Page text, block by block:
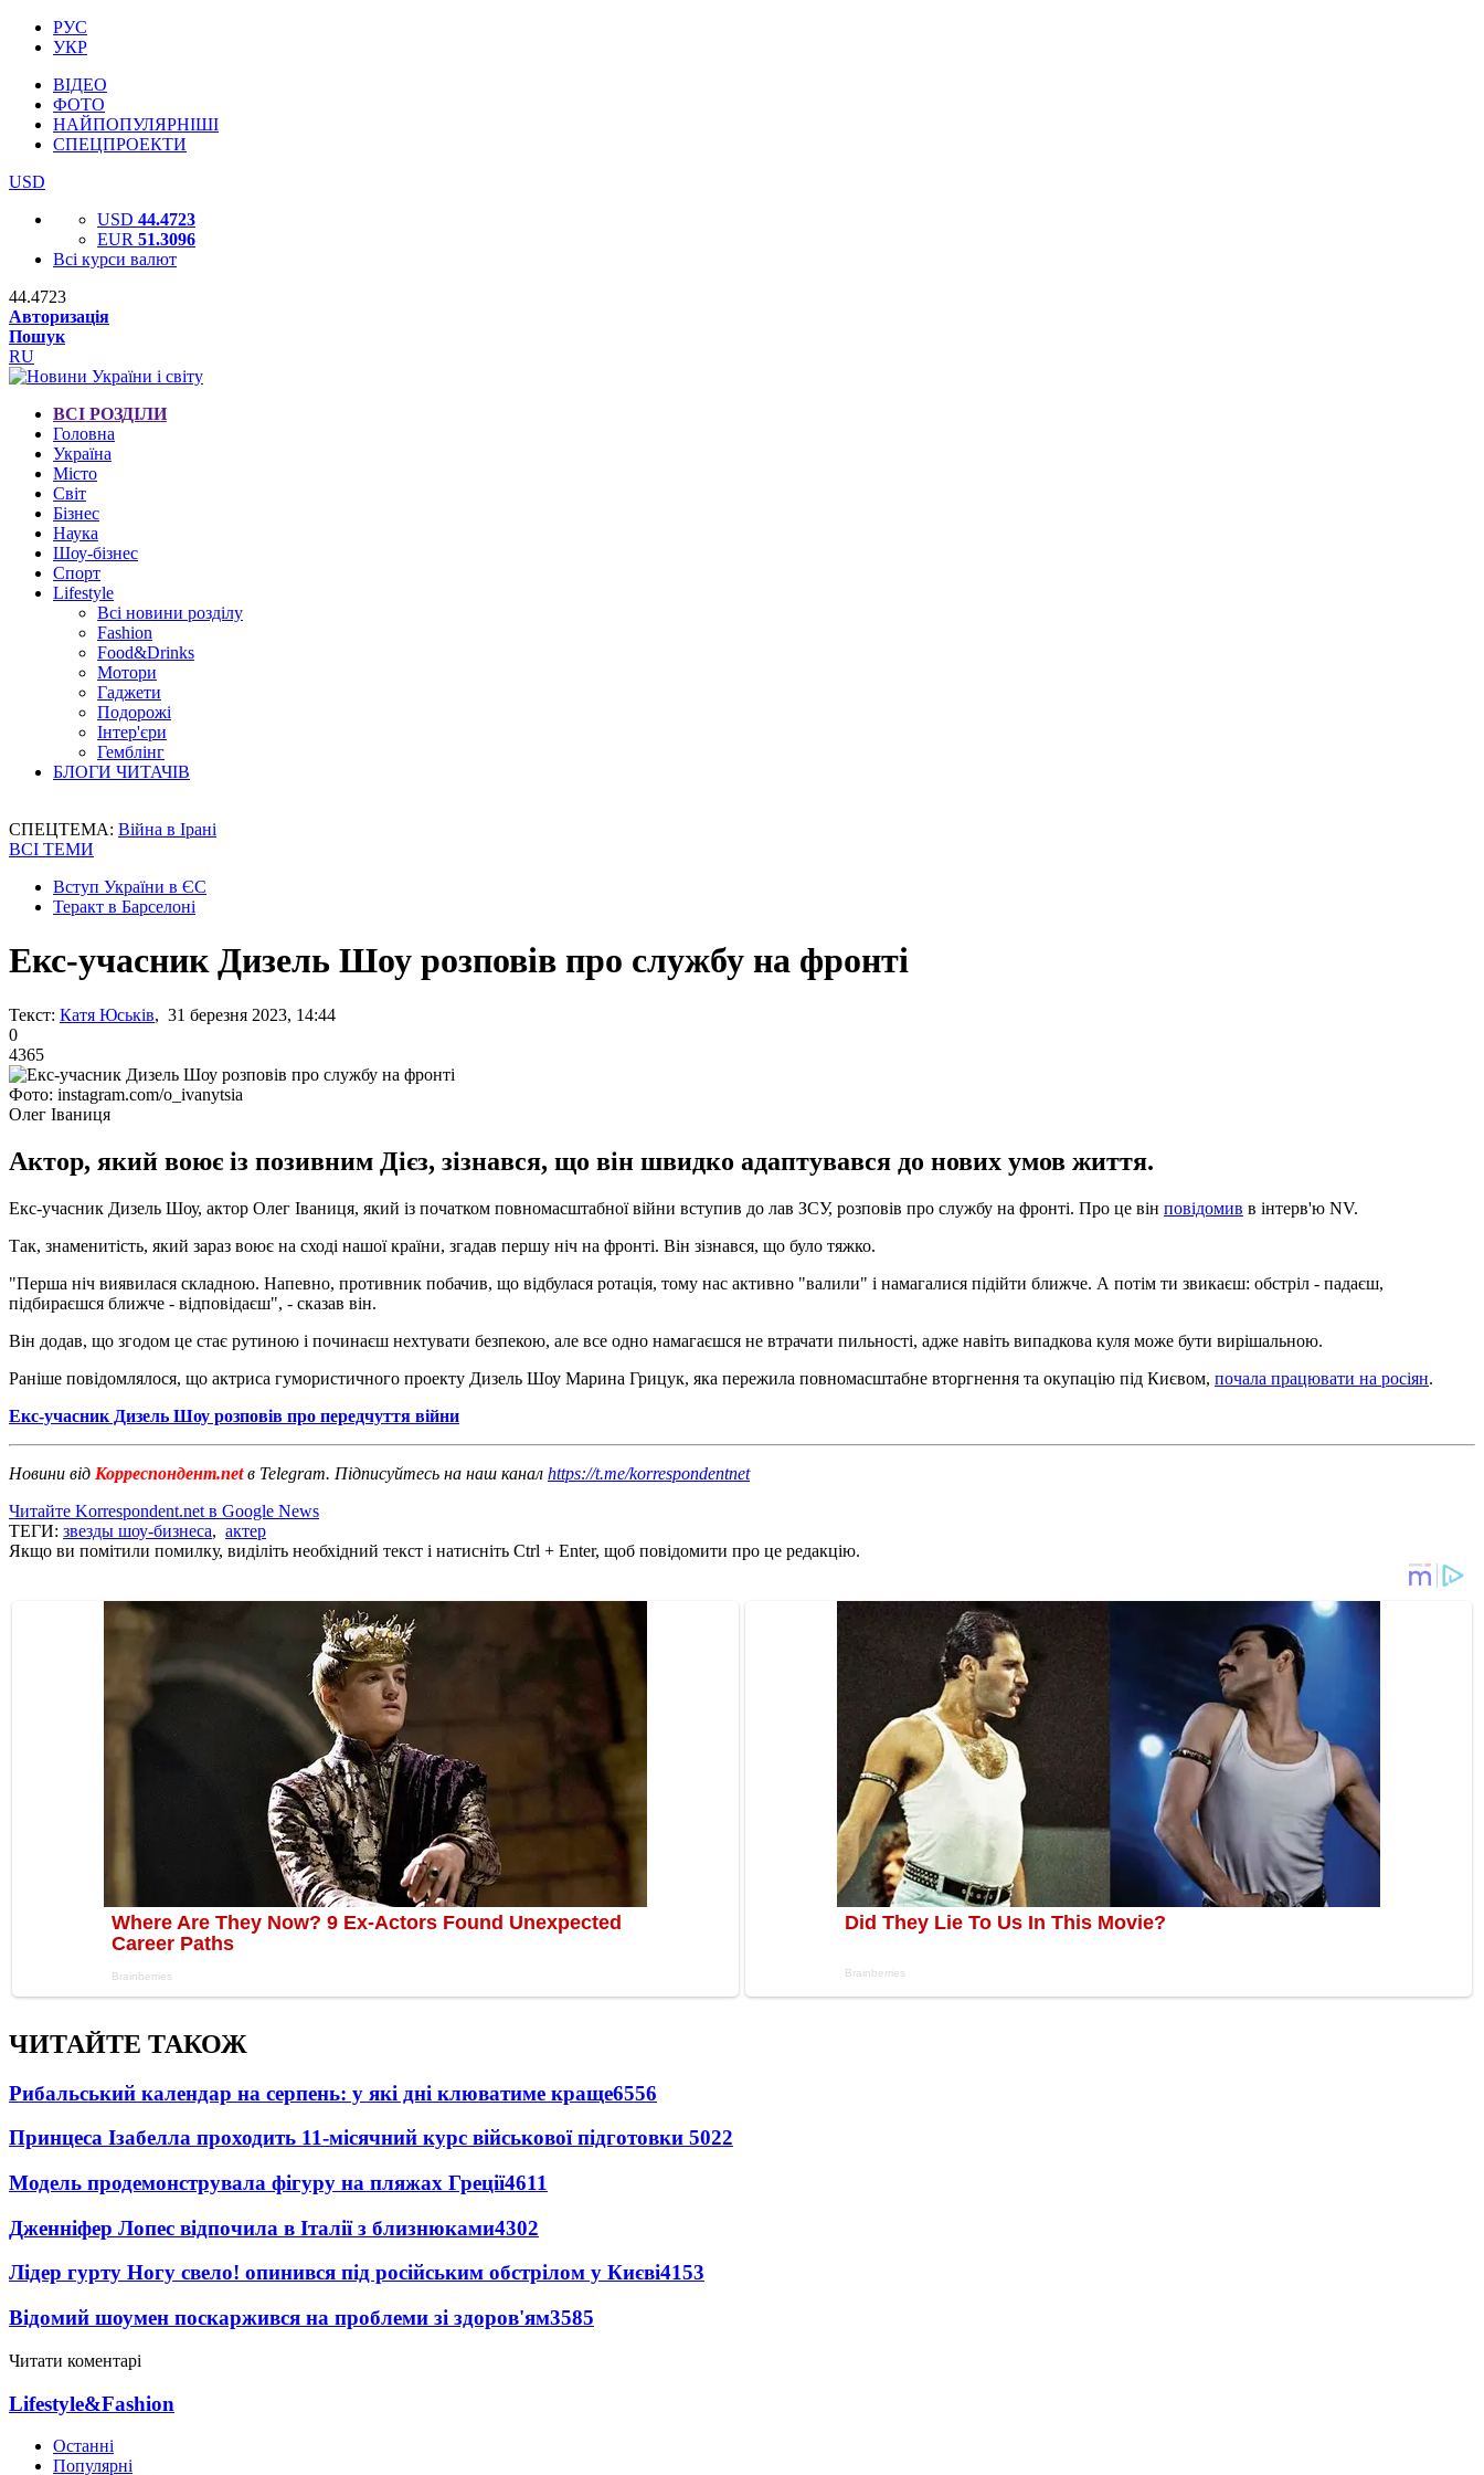
РУС
УКР
ВІДЕО
ФОТО
НАЙПОПУЛЯРНІШІ
СПЕЦПРОЕКТИ
USD
USD 44.4723
EUR 51.3096
Всі курси валют
44.4723
Авторизація
Пошук
RU
ВСІ РОЗДІЛИ
Головна
Україна
Місто
Світ
Бізнес
Наука
Шоу-бізнес
Спорт
Lifestyle
Всі новини розділу
Fashion
Food&Drinks
Мотори
Гаджети
Подорожі
Інтер'єри
Гемблінг
БЛОГИ ЧИТАЧІВ
СПЕЦТЕМА: Війна в Ірані
ВСІ ТЕМИ
Вступ України в ЄС
Теракт в Барселоні
Екс-учасник Дизель Шоу розповів про службу на фронті
Текст: Катя Юськів, 31 березня 2023, 14:44
0
4365
Фото: instagram.com/o_ivanytsia
Олег Іваниця
Актор, який воює із позивним Дієз, зізнався, що він швидко адаптувався до нових умов життя.
Екс-учасник Дизель Шоу, актор Олег Іваниця, який із початком повномасштабної війни вступив до лав ЗСУ, розповів про службу на фронті. Про це він повідомив в інтерв'ю NV.
Так, знаменитість, який зараз воює на сході нашої країни, згадав першу ніч на фронті. Він зізнався, що було тяжко.
"Перша ніч виявилася складною. Напевно, противник побачив, що відбулася ротація, тому нас активно "валили" і намагалися підійти ближче. А потім ти звикаєш: обстріл - падаєш,
підбираєшся ближче - відповідаєш", - сказав він.
Він додав, що згодом це стає рутиною і починаєш нехтувати безпекою, але все одно намагаєшся не втрачати пильності, адже навіть випадкова куля може бути вирішальною.
Раніше повідомлялося, що актриса гумористичного проекту Дизель Шоу Марина Грицук, яка пережила повномасштабне вторгнення та окупацію під Києвом, почала працювати на росіян.
Екс-учасник Дизель Шоу розповів про передчуття війни
Новини від Корреспондент.netв Telegram. Підписуйтесь на наш канал https://t.me/korrespondentnet
Читайте Korrespondent.net в Google News
ТЕГИ: звезды шоу-бизнеса, актер
Якщо ви помітили помилку, виділіть необхідний текст і натисніть Ctrl + Enter, щоб повідомити про це редакцію.
ЧИТАЙТЕ ТАКОЖ
Рибальський календар на серпень: у які дні клюватиме краще6556
Принцеса Ізабелла проходить 11-місячний курс військової підготовки 5022
Модель продемонструвала фігуру на пляжах Греції4611
Дженніфер Лопес відпочила в Італії з близнюками4302
Лідер гурту Ногу свело! опинився під російським обстрілом у Києві4153
Відомий шоумен поскаржився на проблеми зі здоров'ям3585
Читати коментарі
Lifestyle&Fashion
Останні
Популярні